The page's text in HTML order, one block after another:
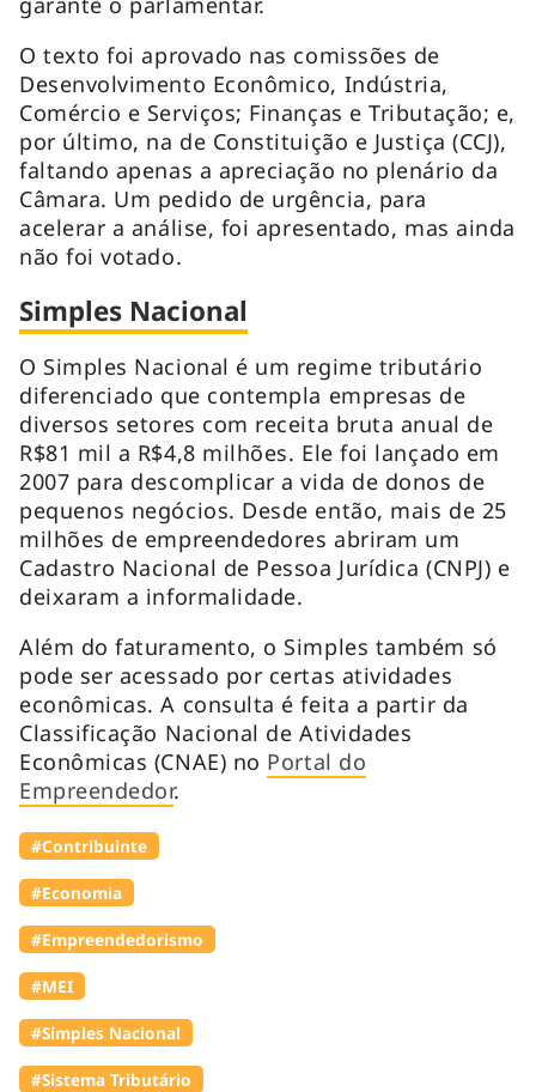
O texto foi aprovado nas comissões de
Desenvolvimento Econômico, Indústria,
Comércio e Serviços; Finanças e Tributação; e,
por último, na de Constituição e Justiça (CCJ),
faltando apenas a apreciação no plenário da
Câmara. Um pedido de urgência, para
acelerar a análise, foi apresentado, mas ainda
não foi votado.
Simples Nacional
O Simples Nacional é um regime tributário
diferenciado que contempla empresas de
diversos setores com receita bruta anual de
R$81 mil a R$4,8 milhões. Ele foi lançado em
2007 para descomplicar a vida de donos de
pequenos negócios. Desde então, mais de 25
milhões de empreendedores abriram um
Cadastro Nacional de Pessoa Jurídica (CNPJ) e
deixaram a informalidade.
Além do faturamento, o Simples também só
pode ser acessado por certas atividades
econômicas. A consulta é feita a partir da
Classificação Nacional de Atividades
Econômicas (CNAE) no Portal do
Empreendedor.
#Contribuinte
#Economia
#Empreendedorismo
#MEI
#Simples Nacional
#Sistema Tributário